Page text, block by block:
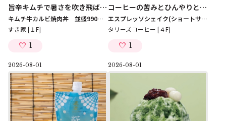
旨辛キムチで暑さを吹き飛ばせ！
キムチ牛カルビ焼肉丼 並盛990円 (税込)
すき家 [１F]
1
コーヒーの苦みとひんやりとした甘さで、ほっと一息
エスプレッソシェイク(ショートサイズ) 630円～
タリーズコーヒー [４F]
1
2026-08-01 2026-08-01